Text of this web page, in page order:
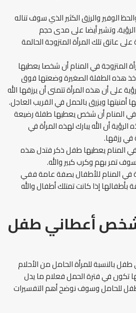
الوفير والرزق الكثير الذي سوف تناله
الرؤية، وتشير أيضا على مدى حجم
عاتق تلك المرأة المتزوجة الحالمة
المتزوجة في المنام أن شخصا يعطيها
هذه الطفلة الصغيرة وضعتها فوق
على أن هذه المرأة تتمنى أن يرزقها الله
أمنيتها ويزرق بالحمل في القريب العاجل.
في المنام أن شخص يعطيها طفلة رضيعة
أن الله يبارك لهذه المرأة في
في رزقها.
المنام يعطيها طفل ذكر فتدل هذه
سوف تمر بهم وكرب كبير والله.
في المنام للأطفال بصفة عامة ففي
بأطفالها إذا كانت تمتلك أطفال والله
أعطاني طفل
بالنسبة للمرأة الحامل من الأحلام
تكون في فترة الحمل فعلام ما يدل
للحامل وسوف نوضح أهم التفسيرات